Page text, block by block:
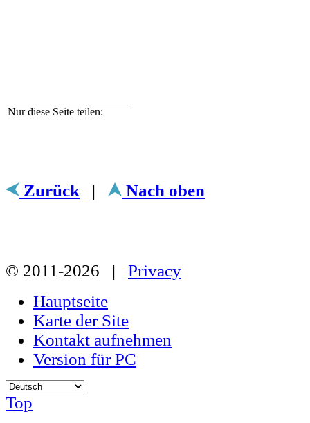
Nur diese Seite teilen:
Zurück | Nach oben
© 2011-2026 | Privacy
Hauptseite
Karte der Site
Kontakt aufnehmen
Version für PC
Top